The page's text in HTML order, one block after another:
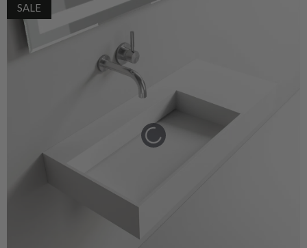
SALE